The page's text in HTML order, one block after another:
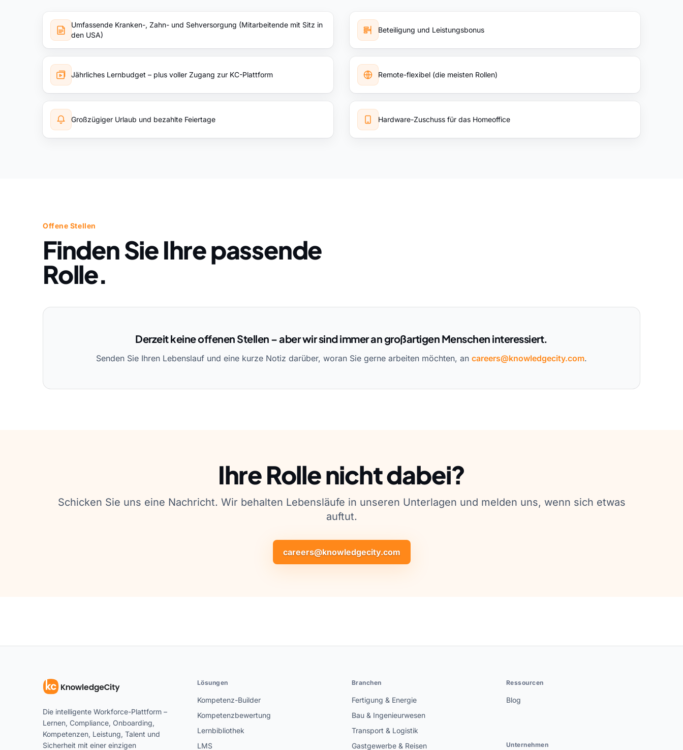
Umfassende Kranken-, Zahn- und Sehversorgung (Mitarbeitende mit Sitz in
den USA)
Beteiligung und Leistungsbonus
Jährliches Lernbudget – plus voller Zugang zur KC-Plattform Remote-flexibel (die meisten Rollen)
Großzügiger Urlaub und bezahlte Feiertage Hardware-Zuschuss für das Homeoffice
Offene Stellen
Finden Sie Ihre passende
Rolle.
Derzeit keine offenen Stellen – aber wir sind immer an großartigen Menschen interessiert.
Senden Sie Ihren Lebenslauf und eine kurze Notiz darüber, woran Sie gerne arbeiten möchten, an careers@knowledgecity.com.
Ihre Rolle nicht dabei?
Schicken Sie uns eine Nachricht. Wir behalten Lebensläufe in unseren Unterlagen und melden uns, wenn sich etwas
auftut.
careers@knowledgecity.com
Die intelligente Workforce-Plattform –
Lernen, Compliance, Onboarding,
Kompetenzen, Leistung, Talent und
Sicherheit mit einer einzigen
Lösungen
Kompetenz-Builder
Kompetenzbewertung
Lernbibliothek
LMS
Branchen
Fertigung & Energie
Bau & Ingenieurwesen
Transport & Logistik
Gastgewerbe & Reisen
Ressourcen
Blog
Unternehmen